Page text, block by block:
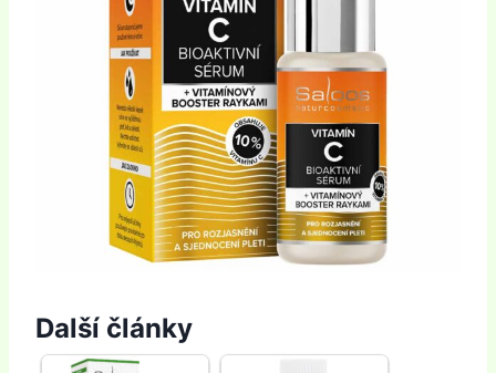
Další články